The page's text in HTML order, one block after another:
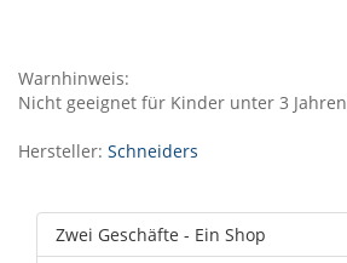
Warnhinweis:
Nicht geeignet für Kinder unter 3 Jahren
Hersteller: Schneiders
Zwei Geschäfte - Ein Shop